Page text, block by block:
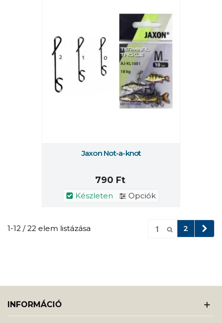
Jaxon Not-a-knot
790 Ft
Készleten Opciók
1-12 / 22 elem listázása 2
INFORMÁCIÓ